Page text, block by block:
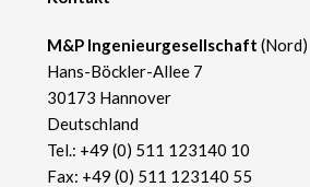
​M&P Ingenieurgesellschaft (Nord)
Hans-Böckler-Allee 7
30173 Hannover
Deutschland
Tel.: +49 (0) 511 123140 10
Fax: +49 (0) 511 123140 55